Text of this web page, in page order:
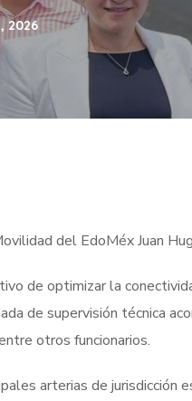
2026
del EdoMéx Juan
de optimizar la
de supervisión técnica
otros funcionarios.
arterias de jurisdicción